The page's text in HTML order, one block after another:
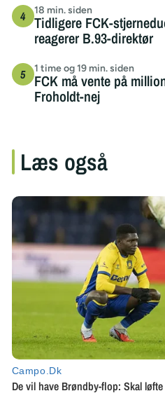
18 min. siden
Tidligere FCK-
reagerer B.93-direktør
1 time og 19 min. siden
FCK må vente på
Froholdt-nej